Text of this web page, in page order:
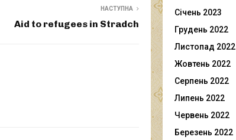
НАСТУПНА
Aid to refugees in Stradch
Січень 2023
Грудень 2022
Листопад 2022
Жовтень 2022
Серпень 2022
Липень 2022
Червень 2022
Березень 2022